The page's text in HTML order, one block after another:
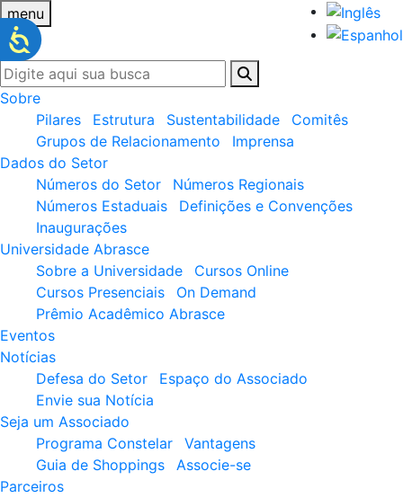
menu
Sobre
Pilares
Estrutura Sustentabilidade
Comitês
Grupos de Relacionamento
Imprensa
Dados do Setor
Números do Setor
Números Regionais
Números Estaduais
Definições e Convenções
Inaugurações
Universidade Abrasce
Sobre a Universidade
Cursos Online
Cursos Presenciais
On Demand
Prêmio Acadêmico Abrasce
Eventos
Notícias
Defesa do Setor
Espaço do Associado
Envie sua Notícia
Seja um Associado
Programa Constelar
Vantagens
Guia de Shoppings
Associe-se
Parceiros